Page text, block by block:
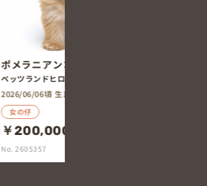
ビション・フリーゼ×キャバリア・
キング・チャールズ・スパニエル
ペッツランドヒロセ大在店
2026/06/05頃 生まれ
男の仔
￥200,000
No. 2605348